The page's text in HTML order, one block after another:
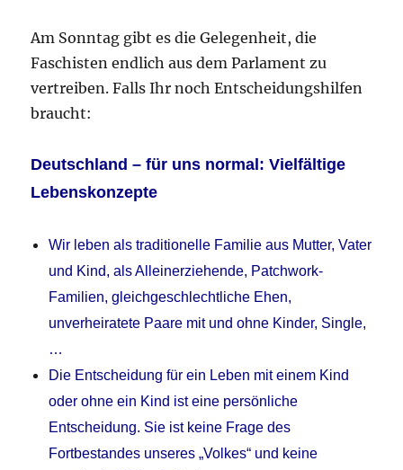
Am Sonntag gibt es die Gelegenheit, die
Faschisten endlich aus dem Parlament zu
vertreiben. Falls Ihr noch Entscheidungshilfen
braucht:
Deutschland – für uns normal: Vielfältige
Lebenskonzepte
Wir leben als traditionelle Familie aus Mutter, Vater
und Kind, als Alleinerziehende, Patchwork-
Familien, gleichgeschlechtliche Ehen,
unverheiratete Paare mit und ohne Kinder, Single,
…
Die Entscheidung für ein Leben mit einem Kind
oder ohne ein Kind ist eine persönliche
Entscheidung. Sie ist keine Frage des
Fortbestandes unseres „Volkes“ und keine